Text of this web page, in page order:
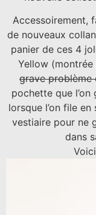
Accessoirement,
de nouveaux
panier de ces 4
Yellow
grave problème
pochette que
lorsque l’on file
vestiaire pour ne
dans